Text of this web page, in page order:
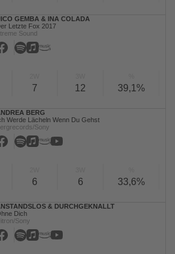
GEMBA & INA COLADA
Letzte Fox 2017
Sound
7 12 39,1%
BERG
Werde Lächeln Wenn Du Gehst
Sony
6 6 33,6%
& DURCHGEKNALLT
Dich
Sony